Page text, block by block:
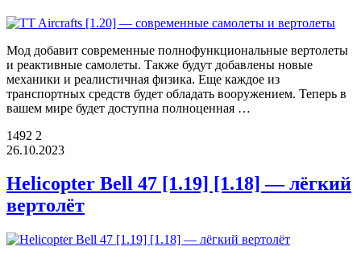
Мод добавит современные полнофункциональные вертолеты
и реактивные самолеты. Также будут добавлены новые
механики и реалистичная физика. Еще каждое из
транспортных средств будет обладать вооружением. Теперь в
вашем мире будет доступна полноценная …
1492 2
26.10.2023
Helicopter Bell 47 [1.19] [1.18] — лёгкий
вертолёт